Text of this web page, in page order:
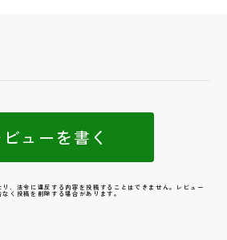
ビューを書く
、法令に違反する内容を投稿することはできません。レビュー
く投稿を削除する場合があります。